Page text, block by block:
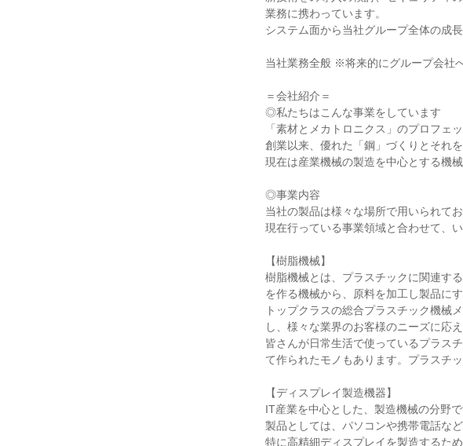
業務に携わっています。
システム面から当社グループ全体の成
当社業務全般 ※将来的にグループ会社
＝会社紹介＝
◎私たちはこんな事業をしています
「素材とメカトロニクス」のプロフェ
創業以来、優れた「鋼」づくりとそれ
現在は産業機械の製造を中心とする機
◎事業内容
当社の製品は様々な場所で用いられてお
現在行っている事業領域と合わせて、
【樹脂機械】
樹脂機械とは、プラスチックに関連す
を作る機械から、原料を加工し製品に
トップクラスの総合プラスチック機械
し、様々な業界のお客様のニーズに応え
皆さんが日常生活で使っているプラス
て作られたモノもあります。プラスチ
【ディスプレイ製造機器】
IT産業を中心とした、製造機械の分野で
製品としては、パソコンや携帯電話な
特に高精細ディスプレイを製造するた